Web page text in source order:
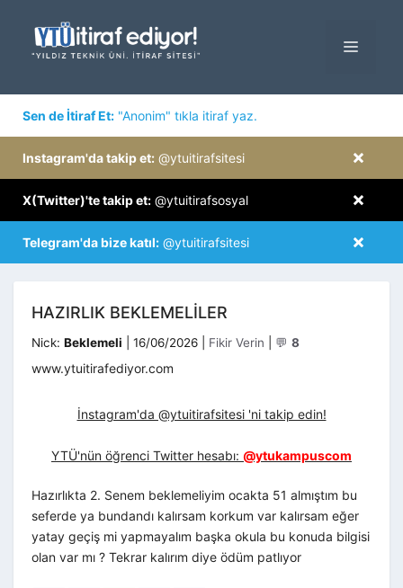
MENÜ
Sen de İtiraf Et: "Anonim" tıkla itiraf yaz.
×
Instagram'da takip et: @ytuitirafsitesi
×
X(Twitter)'te takip et: @ytuitirafsosyal
×
Telegram'da bize katıl: @ytuitirafsitesi
HAZIRLIK BEKLEMELİLER
Nick: Beklemeli 16/06/2026 Kategoriler
Fikir Verin 💬 8
www.ytuitirafediyor.com
İnstagram'da @ytuitirafsitesi 'ni takip edin!
YTÜ'nün öğrenci Twitter hesabı: @ytukampuscom
Hazırlıkta 2. Senem beklemeliyim ocakta 51 almıştım bu
seferde ya bundandı kalırsam korkum var kalırsam eğer
yatay geçiş mi yapmayalım başka okula bu konuda bilgisi
olan var mı ? Tekrar kalırım diye ödüm patlıyor